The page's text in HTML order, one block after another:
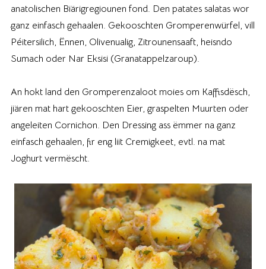
anatolischen Biärigregiounen fond. Den patates salatas wor
ganz einfasch gehaalen. Gekooschten Gromperenwürfel, vill
Péitersilich, Ënnen, Olivenualig, Zitrounensaaft, heisndo
Sumach oder Nar Eksisi (Granatappelzaroup).
An hokt land den Gromperenzaloot moies om Kaffisdësch,
jiären mat hart gekooschten Eier, graspelten Muurten oder
angeleiten Cornichon. Den Dressing ass ëmmer na ganz
einfasch gehaalen, fir eng liit Cremigkeet, evtl. na mat
Joghurt vermëscht.